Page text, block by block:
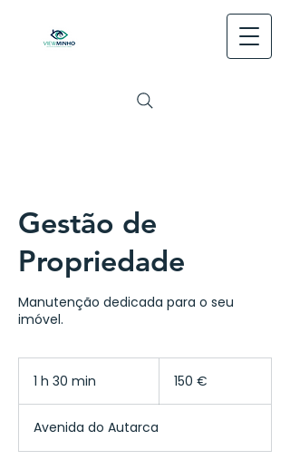
Gestão de
Propriedade
Manutenção dedicada para o seu
imóvel.
1 h 30 min
m
i
150 €
Avenida do Autarca